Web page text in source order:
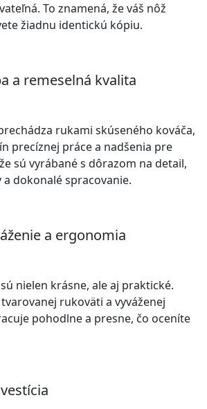
To znamená, že váš nôž
žiadnu identickú kópiu.
a remeselná kvalita
rukami skúseného kováča,
precíznej práce a nadšenia pre
sú vyrábané s dôrazom na detail,
dokonalé spracovanie.
a ergonomia
nielen krásne, ale aj praktické.
rukoväti a vyváženej
pohodlne a presne, čo oceníte